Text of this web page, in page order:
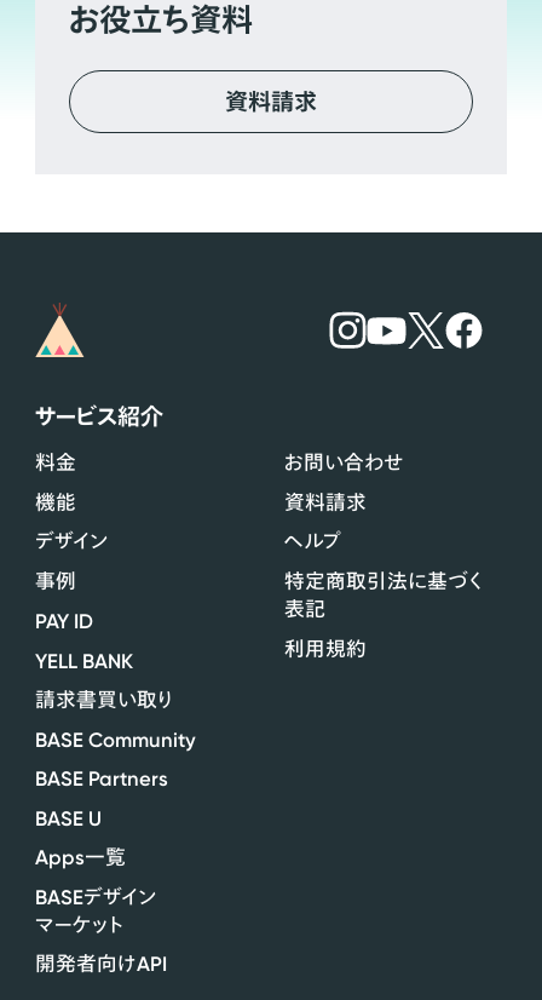
お役立ち資料
資料請求
サービス紹介
料金
機能
デザイン
事例
PAY ID
YELL BANK
請求書買い取り
BASE Community
BASE Partners
BASE U
Apps一覧
BASEデザイン
マーケット
開発者向けAPI
お問い合わせ
資料請求
ヘルプ
特定商取引法に基づく
表記
利用規約